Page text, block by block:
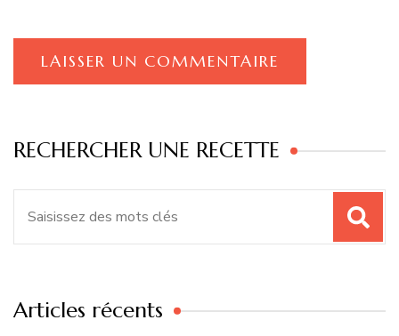
RECHERCHER UNE RECETTE
Articles récents